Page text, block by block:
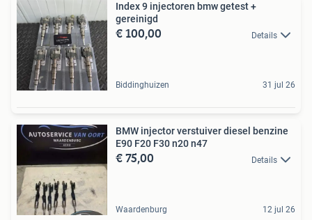
Index 9 injectoren bmw getest +
gereinigd
€ 100,00 Details
Biddinghuizen 31 jul 26
BMW injector verstuiver diesel benzine
E90 F20 F30 n20 n47
€ 75,00 Details
Waardenburg 12 jul 26